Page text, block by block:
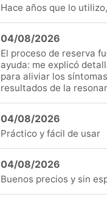
Hace años que lo
04/08/2026
El proceso de reserva
ayuda: me explicó
para aliviar los
resultados de la
04/08/2026
Práctico y fácil de usar
04/08/2026
Buenos precios y sin